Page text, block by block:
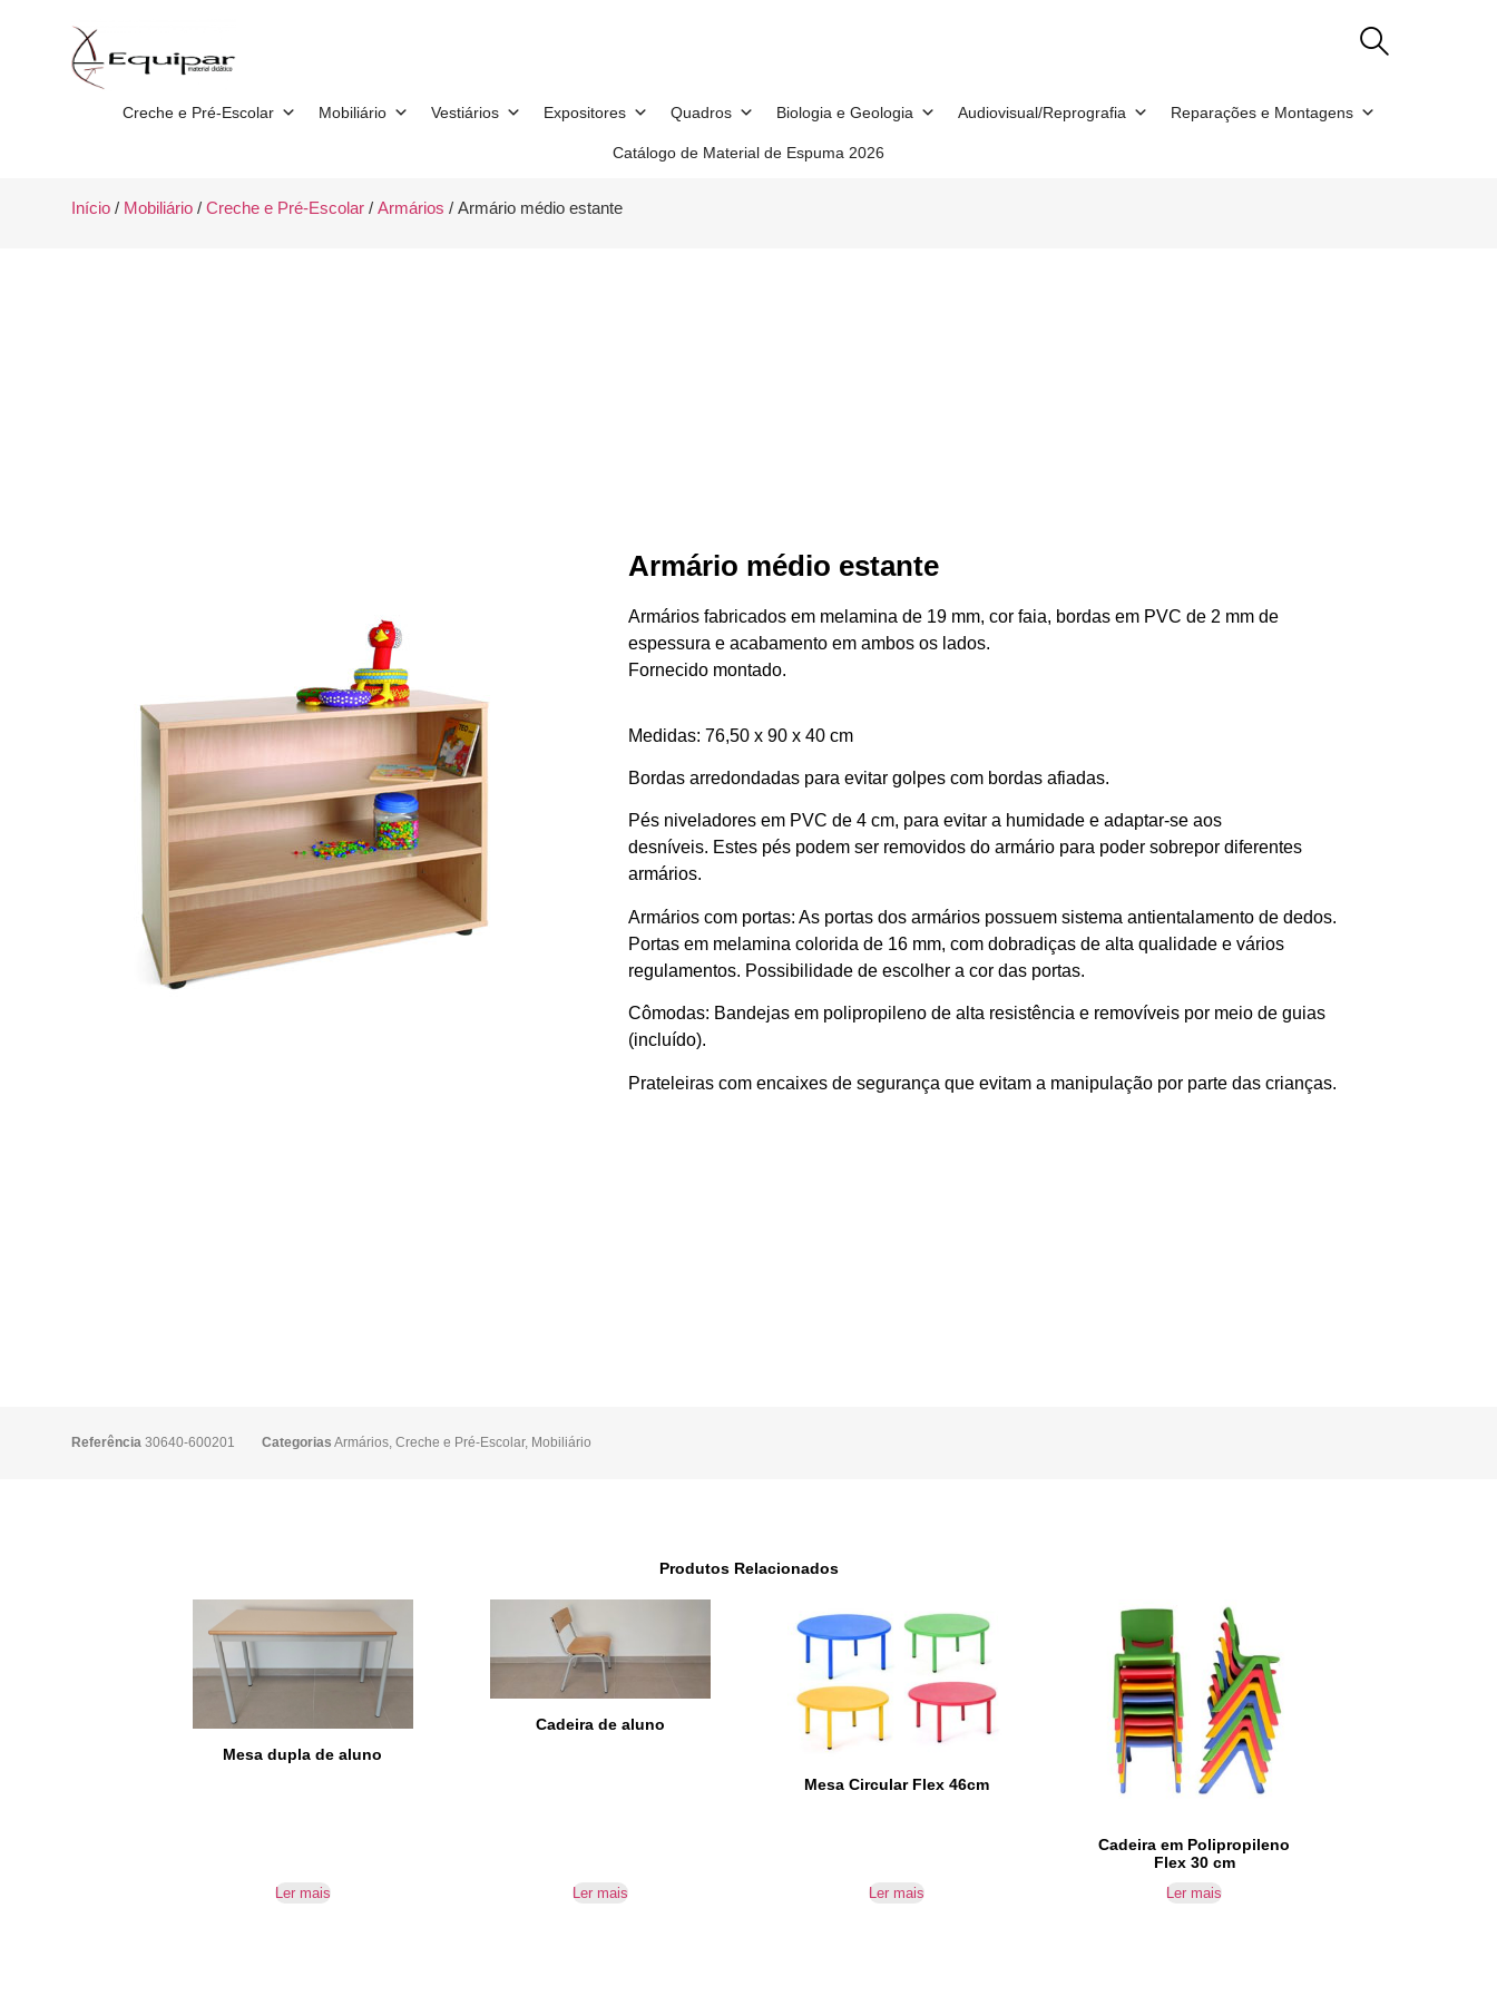
Creche e Pré-Escolar Mobiliário Vestiários Expositores Quadros Biologia e Geologia Audiovisual/Reprografia Reparações e Montagens
Catálogo de Material de Espuma 2026
Início/ Mobiliário/ Creche e Pré-Escolar/ Armários / Armário médio estante
Armário médio estante
Armários fabricados em melamina de 19 mm, cor faia, bordas em PVC de 2 mm de
espessura e acabamento em ambos os lados.
Fornecido montado.
Medidas: 76,50 x 90 x 40 cm
Bordas arredondadas para evitar golpes com bordas afiadas.
Pés niveladores em PVC de 4 cm, para evitar a humidade e adaptar-se aos
desníveis. Estes pés podem ser removidos do armário para poder sobrepor diferentes
armários.
Armários com portas: As portas dos armários possuem sistema antientalamento de dedos.
Portas em melamina colorida de 16 mm, com dobradiças de alta qualidade e vários
regulamentos. Possibilidade de escolher a cor das portas.
Cômodas: Bandejas em polipropileno de alta resistência e removíveis por meio de guias
(incluído).
Prateleiras com encaixes de segurança que evitam a manipulação por parte das crianças.
Referência 30640-600201 Categorias Armários, Creche e Pré-Escolar, Mobiliário
Produtos Relacionados
Mesa dupla de aluno
Ler mais
Cadeira de aluno
Ler mais
Mesa Circular Flex 46cm
Ler mais
Cadeira em Polipropileno
Flex 30 cm
Ler mais